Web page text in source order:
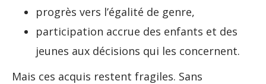
progrès vers l’égalité de genre,
participation accrue des enfants et des
jeunes aux décisions qui les concernent.
Mais ces acquis restent fragiles. Sans